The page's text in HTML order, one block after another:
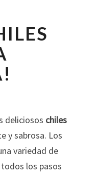
deliciosos chiles
y sabrosa. Los
variedad de
los pasos